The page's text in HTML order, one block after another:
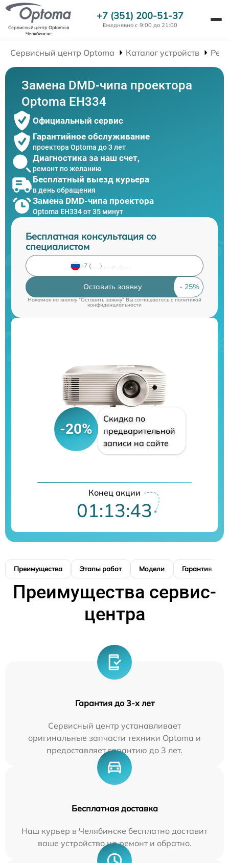
Сервисный центр Optomaв
Челябинске
+7 (351) 200-51-37
Ежедневно с 9:00 до 21:00
Сервисный центр Optoma Каталог устройств
Замена DMD-чипа проектора
Optoma EH334
Официальный сервис
Гарантийное обслуживание
проектора Optoma до 3 лет
Диагностика за наш счет,
ремонт по желанию
Бесплатный выезд курьера
в день обращения
Замена DMD-чипа проектора
Optoma EH334 от 35 минут
Бесплатная консультация со
специалистом
Оставить заявку
Нажимая на кнопку "Оставить заявку" Вы соглашаетесь cполитикой
конфиденциальности
-20%
Скидка по
предварительной
записи на сайте
Конец акции
01:13:42
Преимущества Этапы работ Модели Гарантия
Преимущества сервис-
центра
Гарантия до 3-х лет
Сервисный центр устанавливает
оригинальные запчасти техники Optoma и
предоставляет гарантию до 3 лет.
Бесплатная доставка
Наш курьер в Челябинске бесплатно доставит
ваше устройство на ремонт и обратно.